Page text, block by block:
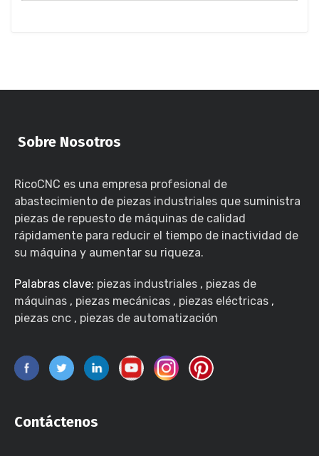
Sobre Nosotros
RicoCNC es una empresa profesional de
abastecimiento de piezas industriales que suministra
piezas de repuesto de máquinas de calidad
rápidamente para reducir el tiempo de inactividad de
su máquina y aumentar su riqueza.
Palabras clave: piezas industriales , piezas de
máquinas , piezas mecánicas , piezas eléctricas ,
piezas cnc , piezas de automatización
Contáctenos